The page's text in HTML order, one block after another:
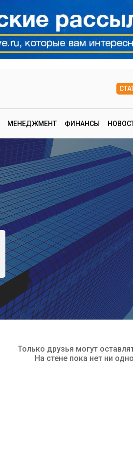
МЕНЕДЖМЕНТ ФИНАНСЫ
Только друзья могут
На стене пока нет ни